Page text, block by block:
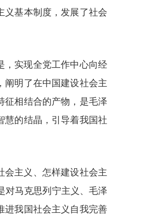
义基本制度，发展了社会
，实现全党工作中心向经
明了在中国建设社会主
征相结合的产物，是毛泽
慧的结晶，引导着我国社
主义、怎样建设社会主
对马克思列宁主义、毛泽
进我国社会主义自我完善